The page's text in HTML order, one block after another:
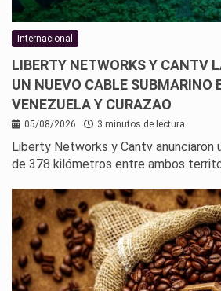
Internacional
LIBERTY NETWORKS Y CANTV
UN NUEVO CABLE SUBMARINO
VENEZUELA Y CURAZAO
05/08/2026 3 minutos de lectura
Liberty Networks y Cantv anunciaron
de 378 kilómetros entre ambos